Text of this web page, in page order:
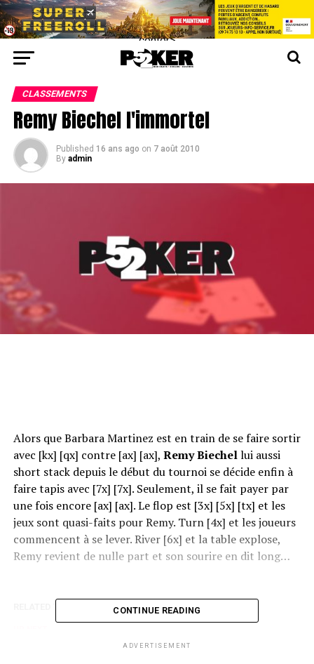
center>
CLASSEMENTS
Remy Biechel l'immortel
Published 16 ans ago on 7 août 2010
By admin
Alors que Barbara Martinez est en train de se faire sortir
avec [kx] [qx] contre [ax] [ax], Remy Biechellui aussi
short stack depuis le début du tournoi se décide enfin à
faire tapis avec [7x] [7x]. Seulement, il se fait payer par
une fois encore [ax] [ax]. Le flop est [3x] [5x] [tx] et les
jeux sont quasi-faits pour Remy. Turn [4x] et les joueurs
commencent à se lever. River [6x] et la table explose,
Remy revient de nulle part et son sourire en dit long…
Remy Biechel is dead (finalement)
CONTINUE READING
ADVERTISEMENT